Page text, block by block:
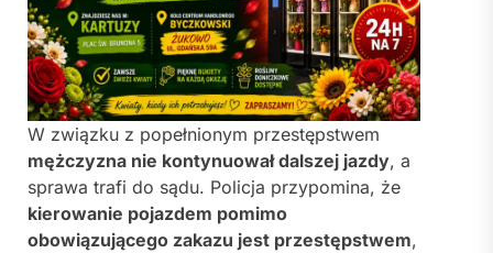
W związku z popełnionym przestępstwem
mężczyzna nie kontynuował dalszej jazdy, a
sprawa trafi do sądu. Policja przypomina, że
kierowanie pojazdem pomimo
obowiązującego zakazu jest przestępstwem,